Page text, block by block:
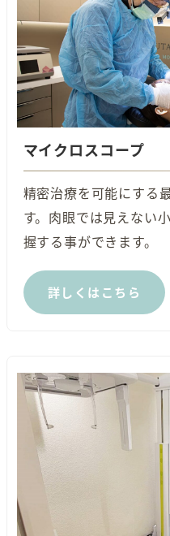
マイクロスコープ
精密治療を可能にする
す。肉眼では見えない
握する事ができます。
詳しくはこちら